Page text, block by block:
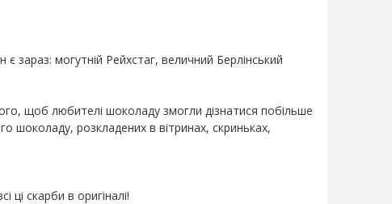
зараз: могутній Рейхстаг, величний Берлінський
щоб любителі шоколаду змогли дізнатися побільше
шоколаду, розкладених в вітринах, скриньках,
ці скарби в оригіналі!